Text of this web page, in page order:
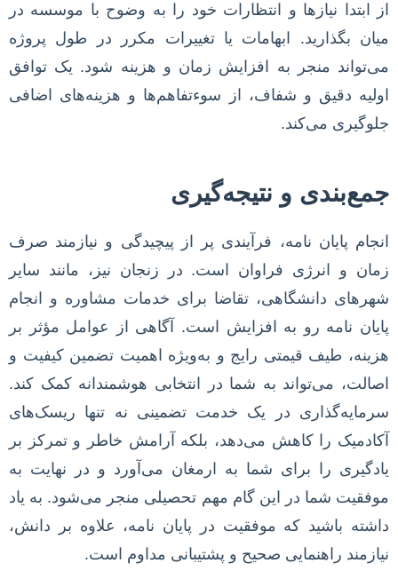
از ابتدا نیازها و انتظارات خود را به وضوح با موسسه در
میان بگذارید. ابهامات یا تغییرات مکرر در طول پروژه
می‌تواند منجر به افزایش زمان و هزینه شود. یک توافق
اولیه دقیق و شفاف، از سوءتفاهم‌ها و هزینه‌های اضافی
جلوگیری می‌کند.
جمع‌بندی و نتیجه‌گیری
انجام پایان نامه، فرآیندی پر از پیچیدگی و نیازمند صرف
زمان و انرژی فراوان است. در زنجان نیز، مانند سایر
شهرهای دانشگاهی، تقاضا برای خدمات مشاوره و انجام
پایان نامه رو به افزایش است. آگاهی از عوامل مؤثر بر
هزینه، طیف قیمتی رایج و به‌ویژه اهمیت تضمین کیفیت و
اصالت، می‌تواند به شما در انتخابی هوشمندانه کمک کند.
سرمایه‌گذاری در یک خدمت تضمینی نه تنها ریسک‌های
آکادمیک را کاهش می‌دهد، بلکه آرامش خاطر و تمرکز بر
یادگیری را برای شما به ارمغان می‌آورد و در نهایت به
موفقیت شما در این گام مهم تحصیلی منجر می‌شود. به یاد
داشته باشید که موفقیت در پایان نامه، علاوه بر دانش،
نیازمند راهنمایی صحیح و پشتیبانی مداوم است.